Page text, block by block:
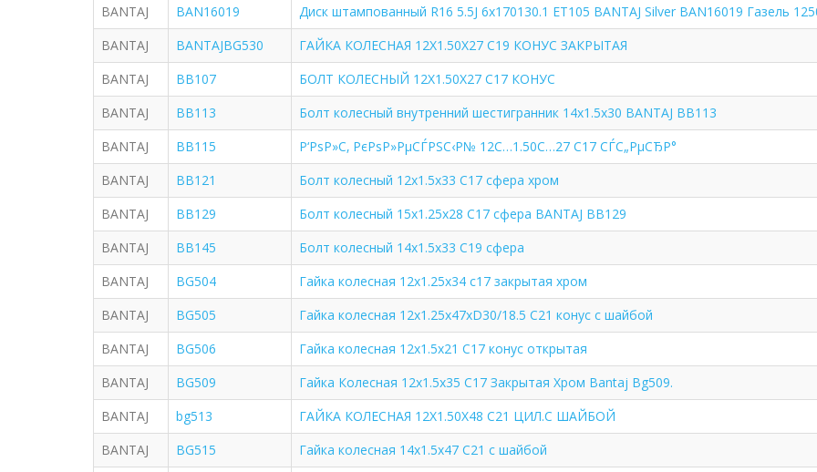
BANTAJ
BAN16019
Диск штампованный R16 5.5J 6x170130.1 ET105 BANTAJ Silver BAN16019 Газель
BANTAJ
BANTAJBG530
ГАЙКА КОЛЕСНАЯ 12X1.50X27 C19 КОНУС ЗАКРЫТАЯ
BANTAJ
BB107
БОЛТ КОЛЕСНЫЙ 12Х1.50Х27 C17 КОНУС
BANTAJ
BB113
Болт колесный внутренний шестигранник 14x1.5x30 BANTAJ BB113
BANTAJ
BB115
Р‘РѕР»С‚ РєРѕР»РµСЃРЅС‹Р№ 12С…1.50С…27 C17 СЃС„РµСЂР°
BANTAJ
BB121
Болт колесный 12x1.5x33 C17 сфера хром
BANTAJ
BB129
Болт колесный 15x1.25x28 C17 сфера BANTAJ BB129
BANTAJ
BB145
Болт колесный 14x1.5x33 С19 сфера
BANTAJ
BG504
Гайка колесная 12x1.25x34 c17 закрытая хром
BANTAJ
BG505
Гайка колесная 12x1.25x47xD30/18.5 C21 конус с шайбой
BANTAJ
BG506
Гайка колесная 12x1.5x21 C17 конус открытая
BANTAJ
BG509
Гайка Колесная 12x1.5x35 C17 Закрытая Хром Bantaj Bg509.
BANTAJ
bg513
ГАЙКА КОЛЕСНАЯ 12Х1.50Х48 С21 ЦИЛ.С ШАЙБОЙ
BANTAJ
BG515
Гайка колесная 14x1.5x47 С21 с шайбой